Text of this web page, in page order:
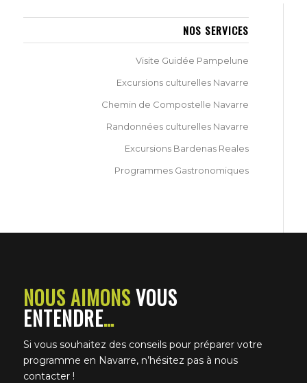
NOS SERVICES
Visite Guidée Pampelune
Excursions culturelles Navarre
Chemin de Compostelle Navarre
Randonnées culturelles Navarre
Excursions Bardenas Reales
Programmes Gastronomiques
NOUS AIMONSVOUS
ENTENDRE…
Si vous souhaitez des conseils pour préparer votre
programme en Navarre, n’hésitez pas à nous
contacter !